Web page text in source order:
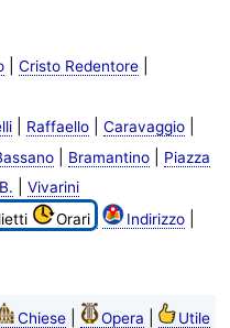
| Cristo Redentore|
| Raffaello| Caravaggio|
| Bramantino| Piazza
Vivarini
Orari Indirizzo|
Chiese| Opera Utile